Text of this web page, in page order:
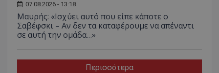
07.08.2026 - 13:18
Μαυρής: «Ισχύει αυτό που είπε κάποτε ο
Σαβέφσκι – Αν δεν τα καταφέρουμε να απέναντι
σε αυτή την ομάδα…»
Περισσότερα